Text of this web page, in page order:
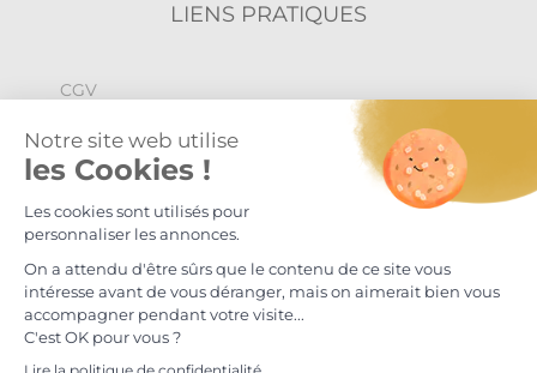
LIENS PRATIQUES
CGV
Politique de confidentialité
© Maison S.Delafont 2024
L'abus d'alcool est dangereux pour la santé, à consommer avec
modération.